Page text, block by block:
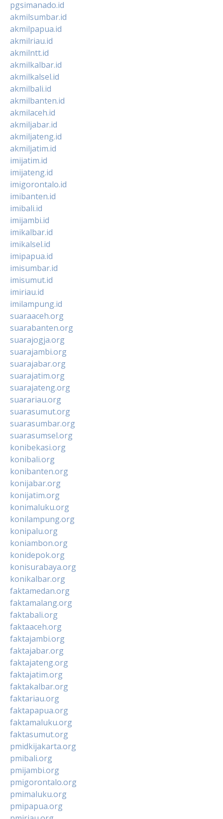
pgsimanado.id
akmilsumbar.id
akmilpapua.id
akmilriau.id
akmilntt.id
akmilkalbar.id
akmilkalsel.id
akmilbali.id
akmilbanten.id
akmilaceh.id
akmiljabar.id
akmiljateng.id
akmiljatim.id
imijatim.id
imijateng.id
imigorontalo.id
imibanten.id
imibali.id
imijambi.id
imikalbar.id
imikalsel.id
imipapua.id
imisumbar.id
imisumut.id
imiriau.id
imilampung.id
suaraaceh.org
suarabanten.org
suarajogja.org
suarajambi.org
suarajabar.org
suarajatim.org
suarajateng.org
suarariau.org
suarasumut.org
suarasumbar.org
suarasumsel.org
konibekasi.org
konibali.org
konibanten.org
konijabar.org
konijatim.org
konimaluku.org
konilampung.org
konipalu.org
koniambon.org
konidepok.org
konisurabaya.org
konikalbar.org
faktamedan.org
faktamalang.org
faktabali.org
faktaaceh.org
faktajambi.org
faktajabar.org
faktajateng.org
faktajatim.org
faktakalbar.org
faktariau.org
faktapapua.org
faktamaluku.org
faktasumut.org
pmidkijakarta.org
pmibali.org
pmijambi.org
pmigorontalo.org
pmimaluku.org
pmipapua.org